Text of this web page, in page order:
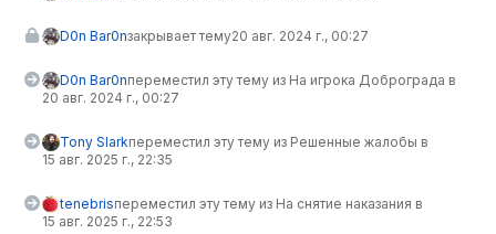
D0n Bar0nзакрывает тему20 авг. 2024 г., 00:27
D0n Bar0nпереместил эту тему из На игрока Доброграда в
20 авг. 2024 г., 00:27
Tony Slarkпереместил эту тему из Решенные жалобы в
15 авг. 2025 г., 22:35
tenebrisпереместил эту тему из На снятие наказания в
15 авг. 2025 г., 22:53